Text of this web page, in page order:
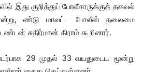
இது குறித்துப் போலீசாருக்குத் தகவல்
என்று, ண்டு மாவட்ட போலீஸ் தலைமை
சுதிர்மான் கிராம் கூறினார்.
29 முதல் 33 வயதுடைய மூன்று